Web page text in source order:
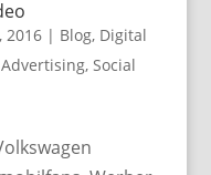
2016| Blog, Digital
, Social